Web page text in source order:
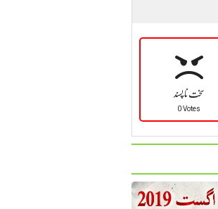
سخت نا پسند
0 Votes